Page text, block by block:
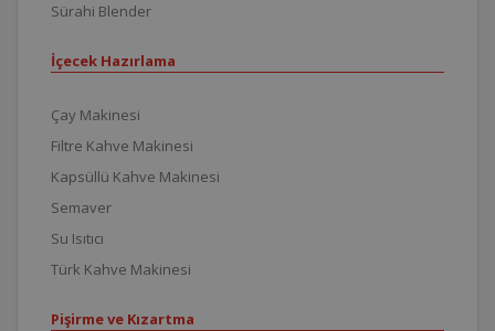
Sürahi Blender
İçecek Hazırlama
Çay Makinesi
Filtre Kahve Makinesi
Kapsüllü Kahve Makinesi
Semaver
Su Isıtıcı
Türk Kahve Makinesi
Pişirme ve Kızartma